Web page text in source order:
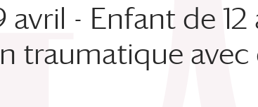
- Enfant de
traumatique